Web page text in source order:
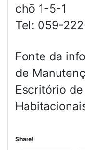
chō 1-5-1
Tel: 059-
Fonte da
de
Escritório
Share!